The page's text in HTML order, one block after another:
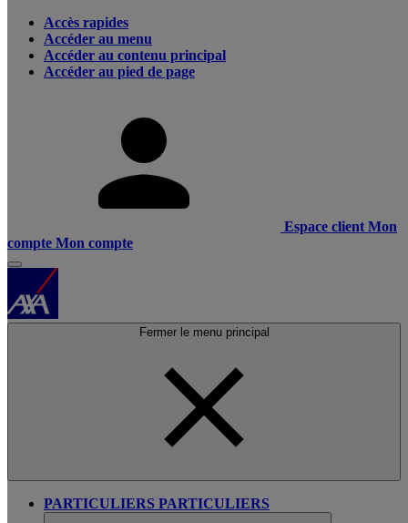
Accès rapides
Accéder au menu
Accéder au contenu principal
Accéder au pied de page
Espace client Mon
compte Mon compte
Fermer le menu principal
PARTICULIERS PARTICULIERS